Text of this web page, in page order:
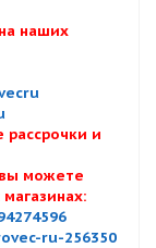
наших
и
можете
ru-256350